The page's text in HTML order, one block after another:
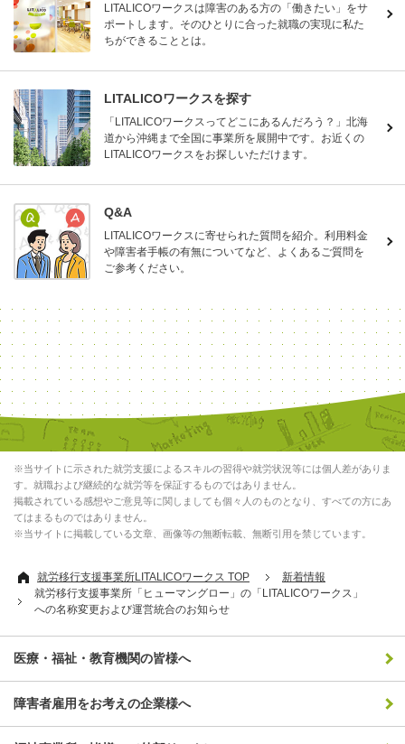
LITALICOワークスは障害のある方の「働きたい」をサ
ポートします。そのひとりに合った就職の実現に私た
ちができることとは。
LITALICOワークスを探す
「LITALICOワークスってどこにあるんだろう？」北海
道から沖縄まで全国に事業所を展開中です。お近くの
LITALICOワークスをお探しいただけます。
Q&A
LITALICOワークスに寄せられた質問を紹介。利用料金
や障害者手帳の有無についてなど、よくあるご質問を
ご参考ください。
※当サイトに示された就労支援によるスキルの習得や就労状況等には個人差がありま
す。就職および継続的な就労等を保証するものではありません。
掲載されている感想やご意見等に関しましても個々人のものとなり、すべての方にあ
てはまるものではありません。
※当サイトに掲載している文章、画像等の無断転載、無断引用を禁じています。
就労移行支援事業所LITALICOワークス TOP
新着情報
就労移行支援事業所「ヒューマングロー」の「LITALICOワークス」
への名称変更および運営統合のお知らせ
医療・福祉・教育機関の皆様へ
障害者雇用をお考えの企業様へ